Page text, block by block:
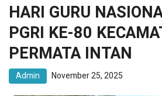
HARI GURU
PGRI KE-80
PERMATA INTAN
Admin November 25, 2025